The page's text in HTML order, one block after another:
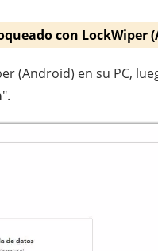
con LockWiper
(Android) en su PC,
".